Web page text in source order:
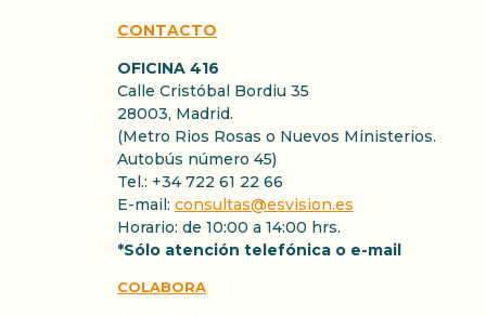
CONTACTO
OFICINA 416
Calle Cristóbal Bordiu 35
28003, Madrid.
(Metro Rios Rosas o Nuevos Ministerios.
Autobús número 45)
Tel.: +34 722 61 22 66
E-mail: consultas@esvision.es
Horario: de 10:00 a 14:00 hrs.
*Sólo atención telefónica o e-mail
COLABORA